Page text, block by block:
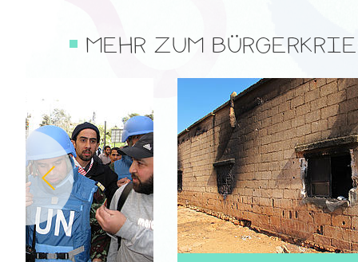
MEHR ZUM